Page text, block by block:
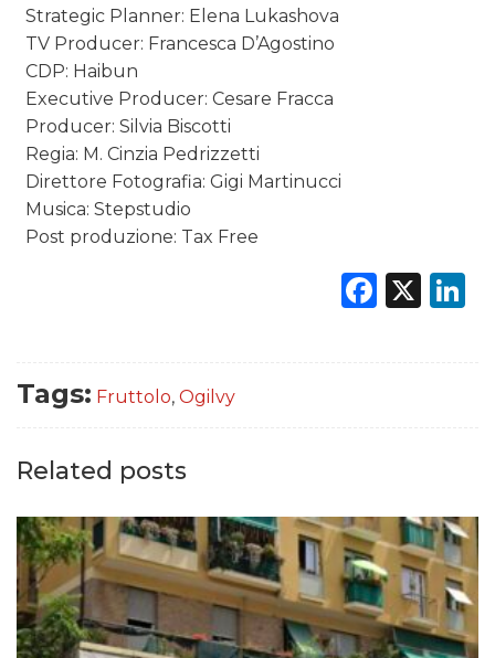
Strategic Planner: Elena Lukashova
TV Producer: Francesca D’Agostino
CDP: Haibun
Executive Producer: Cesare Fracca
Producer: Silvia Biscotti
Regia: M. Cinzia Pedrizzetti
Direttore Fotografia: Gigi Martinucci
Musica: Stepstudio
Post produzione: Tax Free
X
Tags: Fruttolo, Ogilvy
Related posts